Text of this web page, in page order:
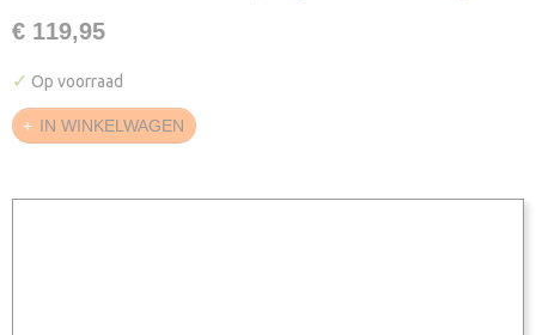
€ 119,95
✓ Op voorraad
IN WINKELWAGEN